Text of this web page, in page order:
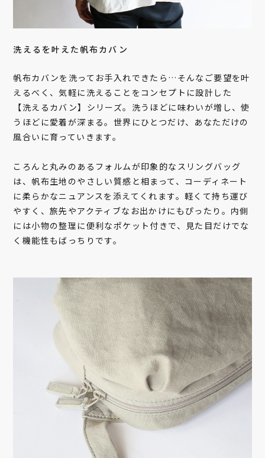
洗えるを叶えた帆布カバン
帆布カバンを洗ってお手入れできたら…そんなご要望を叶
えるべく、気軽に洗えることをコンセプトに設計した
【洗えるカバン】シリーズ。洗うほどに味わいが増し、使
うほどに愛着が深まる。世界にひとつだけ、あなただけの
風合いに育っていきます。
ころんと丸みのあるフォルムが印象的なスリングバッグ
は、帆布生地のやさしい質感と相まって、コーディネート
に柔らかなニュアンスを添えてくれます。軽くて持ち運び
やすく、旅先やアクティブなお出かけにもぴったり。内側
には小物の整理に便利なポケット付きで、見た目だけでな
く機能性もばっちりです。